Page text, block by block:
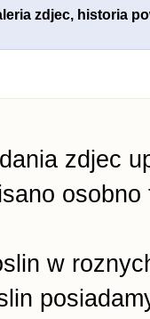
zdjec, historia
zdjec
w